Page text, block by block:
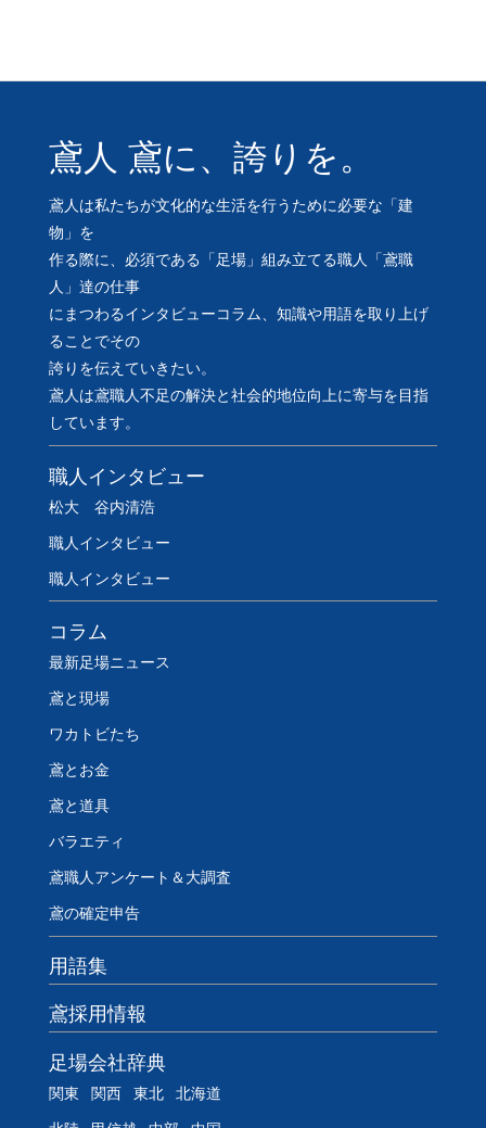
鳶人 鳶に、誇りを。
鳶人は私たちが文化的な生活を行うために必要な「建
物」を
作る際に、必須である「足場」組み立てる職人「鳶職
人」達の仕事
にまつわるインタビューコラム、知識や用語を取り上げ
ることでその
誇りを伝えていきたい。
鳶人は鳶職人不足の解決と社会的地位向上に寄与を目指
しています。
職人インタビュー
松大 谷内清浩
職人インタビュー
職人インタビュー
コラム
最新足場ニュース
鳶と現場
ワカトビたち
鳶とお金
鳶と道具
バラエティ
鳶職人アンケート＆大調査
鳶の確定申告
用語集
鳶採用情報
足場会社辞典
関東 関西 東北 北海道